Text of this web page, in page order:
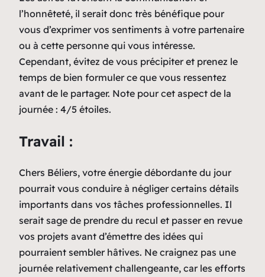
l’honnêteté, il serait donc très bénéfique pour
vous d’exprimer vos sentiments à votre partenaire
ou à cette personne qui vous intéresse.
Cependant, évitez de vous précipiter et prenez le
temps de bien formuler ce que vous ressentez
avant de le partager. Note pour cet aspect de la
journée : 4/5 étoiles.
Travail :
Chers Béliers, votre énergie débordante du jour
pourrait vous conduire à négliger certains détails
importants dans vos tâches professionnelles. Il
serait sage de prendre du recul et passer en revue
vos projets avant d’émettre des idées qui
pourraient sembler hâtives. Ne craignez pas une
journée relativement challengeante, car les efforts